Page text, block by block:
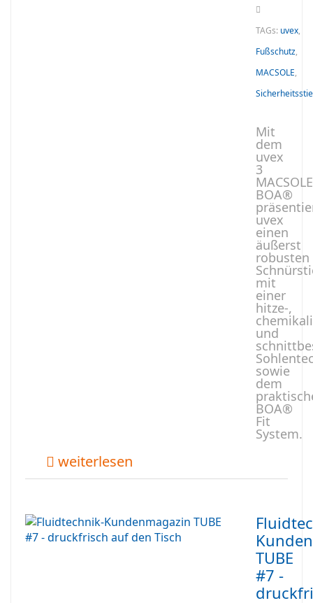
TAGs: uvex,
Fußschutz,
MACSOLE,
Mit
dem
uvex
3
BOA®
uvex
einen
äußerst
robusten
mit
einer
hitze-,
und
sowie
dem
BOA®
Fit
System.
weiterlesen
TUBE
#7 -